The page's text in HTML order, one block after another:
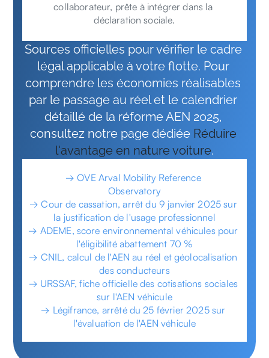
collaborateur, prête à intégrer dans la
déclaration sociale.
Sources officielles pour vérifier le cadre
légal applicable à votre flotte. Pour
comprendre les économies réalisables
par le passage au réel et le calendrier
détaillé de la réforme AEN 2025,
consultez notre page dédiée Réduire
l'avantage en nature voiture.
→ OVE Arval Mobility Reference
Observatory
→ Cour de cassation, arrêt du 9 janvier 2025 sur
la justification de l'usage professionnel
→ ADEME, score environnemental véhicules pour
l'éligibilité abattement 70 %
→ CNIL, calcul de l'AEN au réel et géolocalisation
des conducteurs
→ URSSAF, fiche officielle des cotisations sociales
sur l'AEN véhicule
→ Légifrance, arrêté du 25 février 2025 sur
l'évaluation de l'AEN véhicule